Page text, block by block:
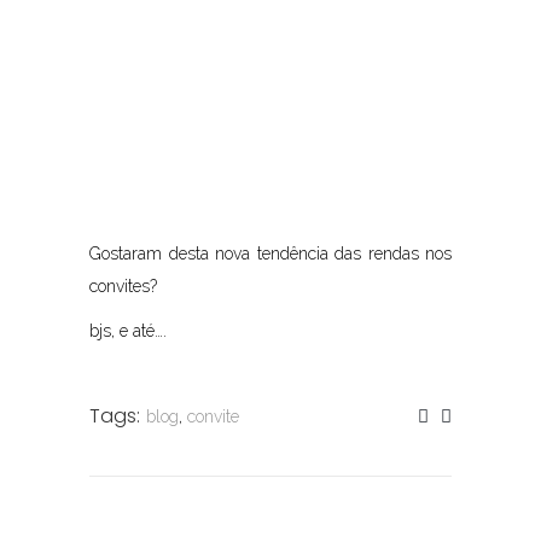
Gostaram desta nova tendência das rendas nos
convites?
bjs, e até….
Tags: blog, convite